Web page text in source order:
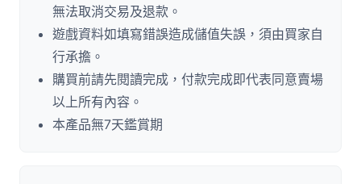
無法取消交易及退款。
遊戲資料如填寫錯誤造成儲值失誤，須由買家自
行承擔。
購買前請先閱讀完成，付款完成即代表同意賣場
以上所有內容。
本產品無7天鑑賞期